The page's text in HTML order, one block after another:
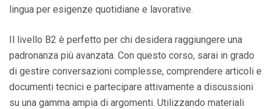
lingua per esigenze quotidiane e lavorative.
Il livello B2 è perfetto per chi desidera raggiungere una
padronanza più avanzata. Con questo corso, sarai in grado
di gestire conversazioni complesse, comprendere articoli e
documenti tecnici e partecipare attivamente a discussioni
su una gamma ampia di argomenti. Utilizzando materiali